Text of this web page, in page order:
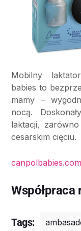
Mobilny
babies to
mamy –
nocą.
laktacji,
cesarskim cięciu.
Współpraca
Tags: